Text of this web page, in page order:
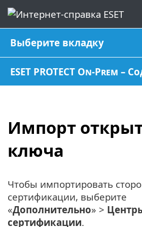
Выберите вкладку
ESET PROTECT On-Prem –
Импорт
ключа
Чтобы импортировать
сертификации, выберите
«Дополнительно» >
сертификации.